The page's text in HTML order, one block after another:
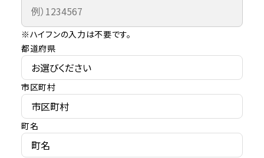
※ハイフンの入力は不要です。
都道府県
市区町村
町名